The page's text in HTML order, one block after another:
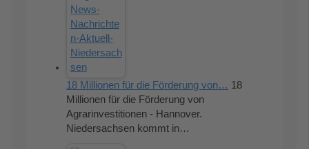
18 Millionen für die Förderung von… 18
Millionen für die Förderung von
Agrarinvestitionen - Hannover.
Niedersachsen kommt in…